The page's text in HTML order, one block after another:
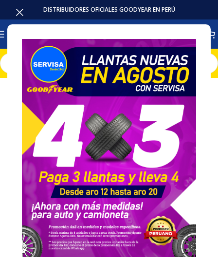
DISTRIBUIDORES OFICIALES GOODYEAR EN PERÚ
Inicio Llantas Camioneta